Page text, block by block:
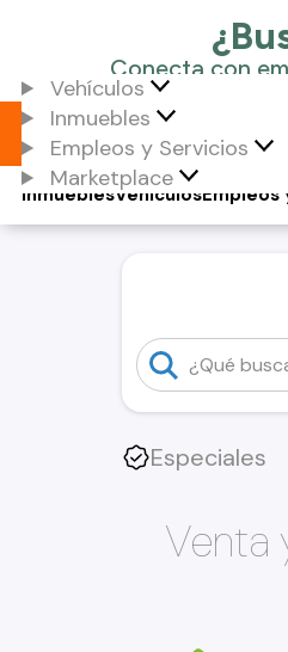
Vehículos
Inmuebles
Empleos y Servicios
Marketplace
Vehículos
Inmuebles Empleos
Especiales
Venta